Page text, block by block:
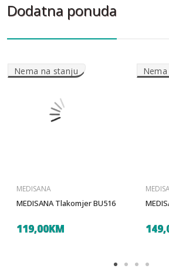
Dodatna ponuda
Nema na stanju
MEDISANA
MEDISANA Tlakomjer BU516
119,00KM